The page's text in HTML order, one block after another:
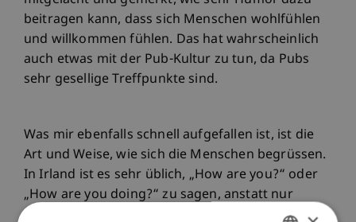
beitragen kann, dass sich Menschen wohlfühlen
und willkommen fühlen. Das hat wahrscheinlich
auch etwas mit der Pub-Kultur zu tun, da Pubs
sehr gesellige Treffpunkte sind.
Was mir ebenfalls schnell aufgefallen ist, ist die
Art und Weise, wie sich die Menschen begrüssen.
In Irland ist es sehr üblich, „How are you?“ oder
„How are you doing?“ zu sagen, anstatt nur
„Hello“ oder „Hi“. Das passiert überall: im